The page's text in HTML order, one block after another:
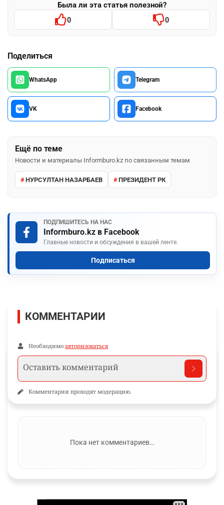
Была ли эта статья полезной?
0 0
Поделиться
WhatsApp Telegram
VK Facebook
Ещё по теме
Новости и материалы Informburo.kz по связанным темам
НУРСУЛТАН НАЗАРБАЕВ ПРЕЗИДЕНТ РК
ПОДПИШИТЕСЬ НА НАС
Informburo.kz в Facebook
Главные новости и обсуждения в вашей ленте.
Подписаться
КОММЕНТАРИИ
Необходимо авторизоваться
Комментарии проходят модерацию.
Пока нет комментариев…